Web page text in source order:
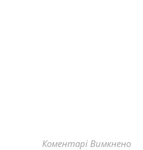
Коментарі Вимкненодо